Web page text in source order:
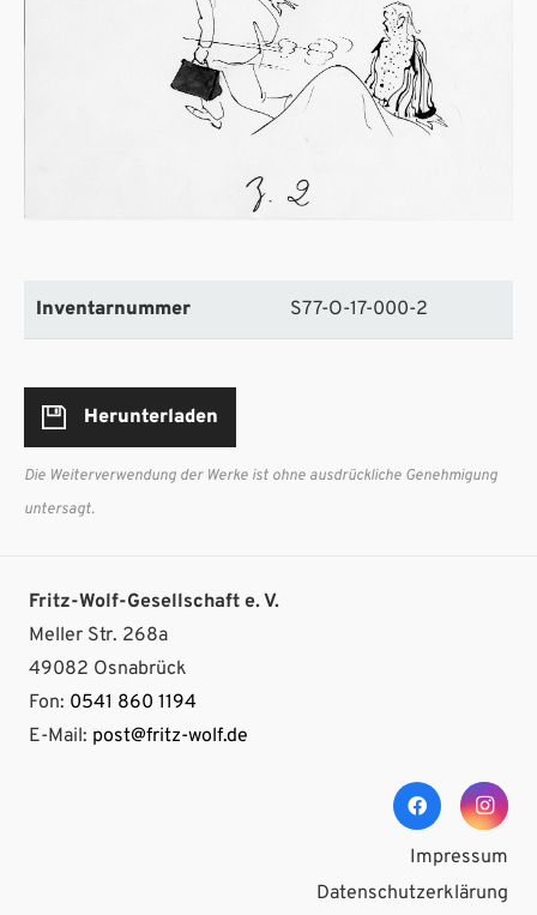
Inventarnummer S77-O-17-000-2
Herunterladen
Die Weiterverwendung der Werke ist ohne ausdrückliche Genehmigung
untersagt.
Fritz-Wolf-Gesellschaft e. V.
Meller Str. 268a
49082 Osnabrück
Fon: 0541 860 1194
E-Mail: post@fritz-wolf.de
Impressum
Datenschutzerklärung